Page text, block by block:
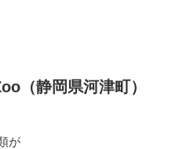
（静岡県河津町）
が